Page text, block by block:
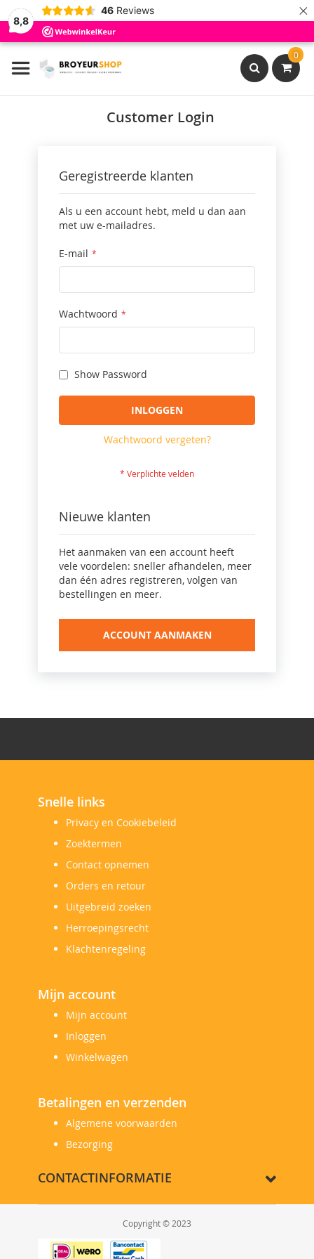
8,8
46 Reviews ×
Ga
naar
de
0
Search
Customer Login
Geregistreerde klanten
Als u een account hebt, meld u dan aan
met uw e-mailadres.
E-mail
Wachtwoord
Show Password
INLOGGEN
Wachtwoord vergeten?
Nieuwe klanten
Het aanmaken van een account heeft
vele voordelen: sneller afhandelen, meer
dan één adres registreren, volgen van
bestellingen en meer.
ACCOUNT AANMAKEN
Snelle links
Privacy en Cookiebeleid
Zoektermen
Contact opnemen
Orders en retour
Uitgebreid zoeken
Herroepingsrecht
Klachtenregeling
Mijn account
Mijn account
Inloggen
Winkelwagen
Betalingen en verzenden
Algemene voorwaarden
Bezorging
CONTACTINFORMATIE
Copyright © 2023